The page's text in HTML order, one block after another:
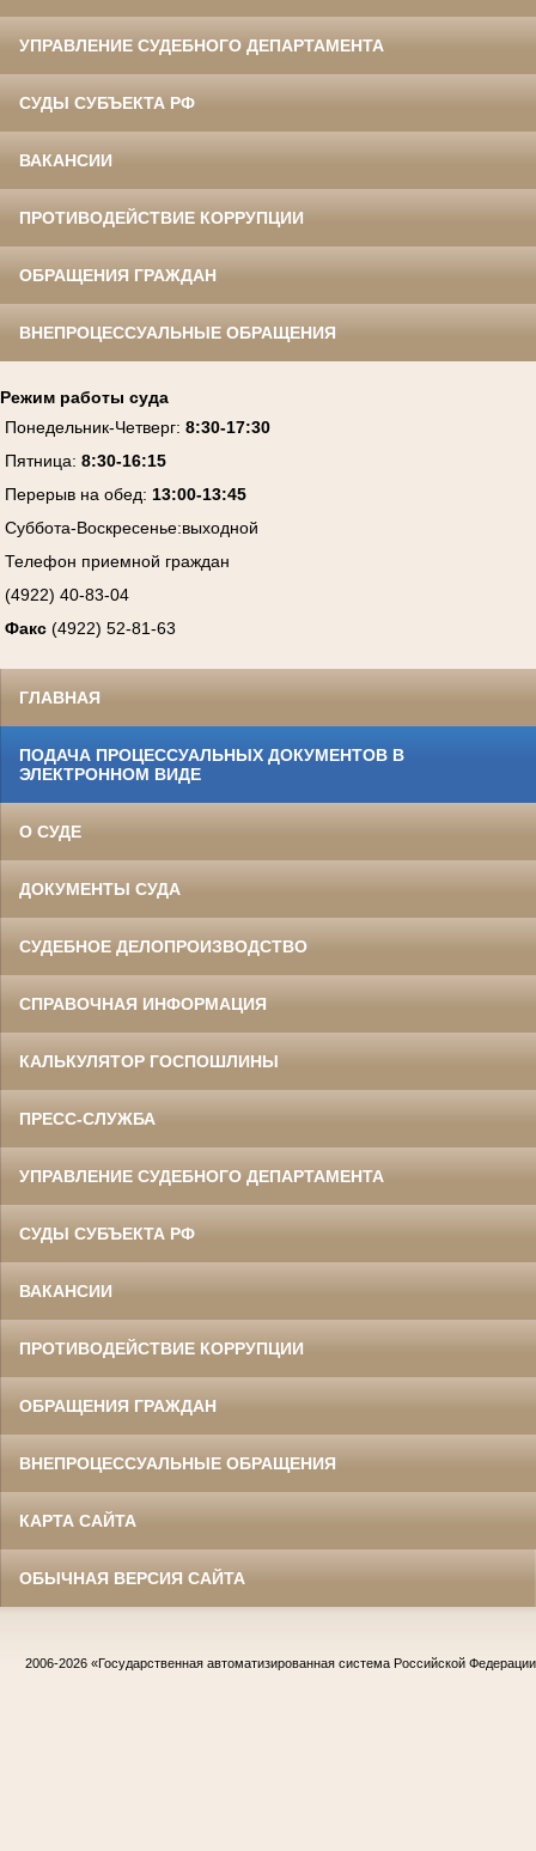
УПРАВЛЕНИЕ СУДЕБНОГО ДЕПАРТАМЕНТА
СУДЫ СУБЪЕКТА РФ
ВАКАНСИИ
ПРОТИВОДЕЙСТВИЕ КОРРУПЦИИ
ОБРАЩЕНИЯ ГРАЖДАН
ВНЕПРОЦЕССУАЛЬНЫЕ ОБРАЩЕНИЯ
Режим работы суда
Понедельник-Четверг: 8:30-17:30
Пятница: 8:30-16:15
Перерыв на обед: 13:00-13:45
Суббота-Воскресенье:выходной
Телефон приемной граждан
(4922) 40-83-04
Факс (4922) 52-81-63
ГЛАВНАЯ
ПОДАЧА ПРОЦЕССУАЛЬНЫХ ДОКУМЕНТОВ В
ЭЛЕКТРОННОМ ВИДЕ
О СУДЕ
ДОКУМЕНТЫ СУДА
СУДЕБНОЕ ДЕЛОПРОИЗВОДСТВО
СПРАВОЧНАЯ ИНФОРМАЦИЯ
КАЛЬКУЛЯТОР ГОСПОШЛИНЫ
ПРЕСС-СЛУЖБА
УПРАВЛЕНИЕ СУДЕБНОГО ДЕПАРТАМЕНТА
СУДЫ СУБЪЕКТА РФ
ВАКАНСИИ
ПРОТИВОДЕЙСТВИЕ КОРРУПЦИИ
ОБРАЩЕНИЯ ГРАЖДАН
ВНЕПРОЦЕССУАЛЬНЫЕ ОБРАЩЕНИЯ
КАРТА САЙТА
ОБЫЧНАЯ ВЕРСИЯ САЙТА
2006-2026 «Государственная автоматизированная система Российской